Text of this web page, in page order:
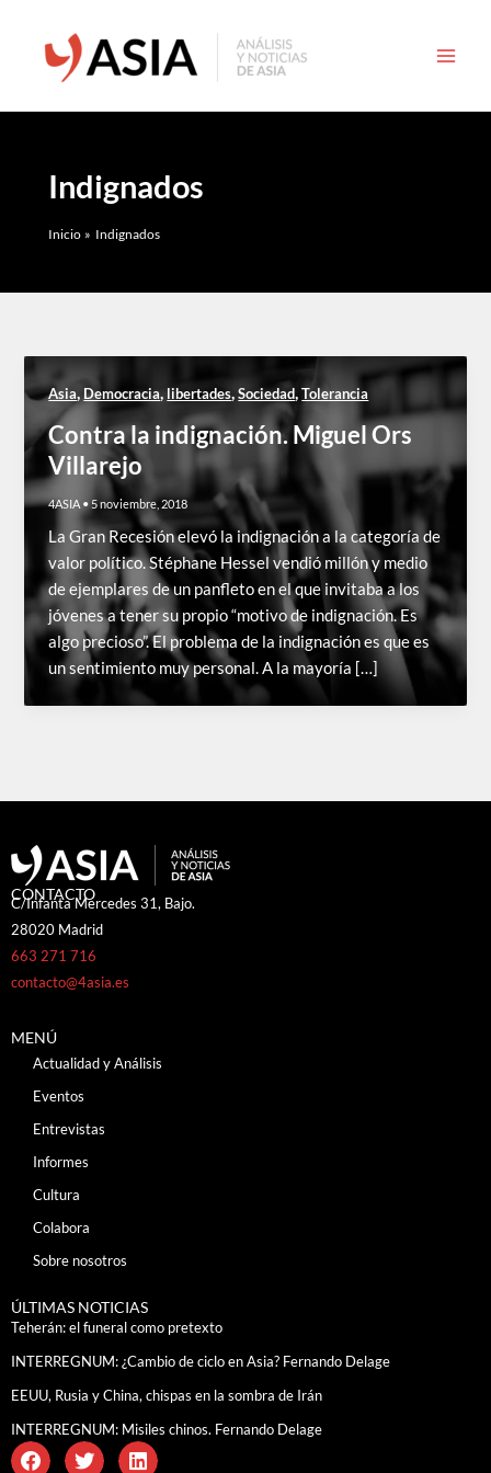
contenido
Indignados
Inicio Indignados
Asia, Democracia,libertades,Sociedad,Tolerancia
Contra la indignación. Miguel Ors
Villarejo
4ASIA • 5 noviembre, 2018
La Gran Recesión elevó la indignación a la categoría de
valor político. Stéphane Hessel vendió millón y medio
de ejemplares de un panfleto en el que invitaba a los
jóvenes a tener su propio “motivo de indignación. Es
algo precioso”. El problema de la indignación es que es
un sentimiento muy personal. A la mayoría […]
CONTACTO
C/Infanta Mercedes 31, Bajo.
28020 Madrid
663 271 716
contacto@4asia.es
MENÚ
Actualidad y Análisis
Eventos
Entrevistas
Informes
Cultura
Colabora
Sobre nosotros
ÚLTIMAS NOTICIAS
Teherán: el funeral como pretexto
INTERREGNUM: ¿Cambio de ciclo en Asia? Fernando Delage
EEUU, Rusia y China, chispas en la sombra de Irán
INTERREGNUM: Misiles chinos. Fernando Delage